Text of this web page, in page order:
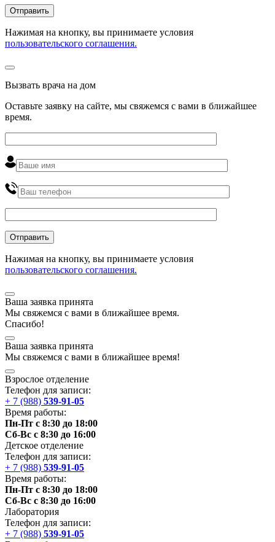
Нажимая на кнопку, вы принимаете условия
пользовательского соглашения.
Вызвать врача на дом
Оставьте заявку на сайте, мы свяжемся с вами в ближайшее
время.
Нажимая на кнопку, вы принимаете условия
пользовательского соглашения.
Ваша заявка принята
Мы свяжемся с вами в ближайшее время.
Спасибо!
Ваша заявка принята
Мы свяжемся с вами в ближайшее время!
Взрослое отделение
Телефон для записи:
+ 7 (988) 539-91-05
Время работы:
Пн-Пт с 8:30 до 18:00
Сб-Вс с 8:30 до 16:00
Детское отделение
Телефон для записи:
+ 7 (988) 539-91-05
Время работы:
Пн-Пт с 8:30 до 18:00
Сб-Вс с 8:30 до 16:00
Лаборатория
Телефон для записи:
+ 7 (988) 539-91-05